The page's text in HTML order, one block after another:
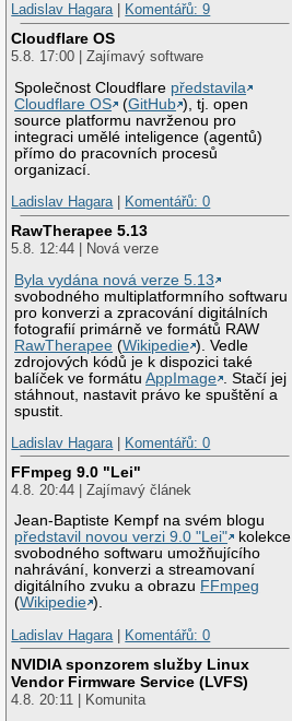
Ladislav Hagara| Komentářů: 9
Cloudflare OS
5.8. 17:00 | Zajímavý software
Společnost Cloudflare představila
Cloudflare OS
(GitHub ), tj. open
source platformu navrženou pro
integraci umělé inteligence (agentů)
přímo do pracovních procesů
organizací.
Ladislav Hagara| Komentářů: 0
RawTherapee 5.13
5.8. 12:44 | Nová verze
Byla vydána nová verze 5.13
svobodného multiplatformního softwaru
pro konverzi a zpracování digitálních
fotografií primárně ve formátů RAW
RawTherapee (Wikipedie ). Vedle
zdrojových kódů je k dispozici také
balíček ve formátuAppImage
. Stačí jej
stáhnout, nastavit právo ke spuštění a
spustit.
Ladislav Hagara| Komentářů: 0
FFmpeg 9.0 "Lei"
4.8. 20:44 | Zajímavý článek
Jean-Baptiste Kempf na svém blogu
představil novou verzi 9.0 "Lei"
kolekce
svobodného softwaru umožňujícího
nahrávání, konverzi a streamovaní
digitálního zvuku a obrazu FFmpeg
(Wikipedie ).
Ladislav Hagara| Komentářů: 0
NVIDIA sponzorem služby Linux
Vendor Firmware Service (LVFS)
4.8. 20:11 | Komunita